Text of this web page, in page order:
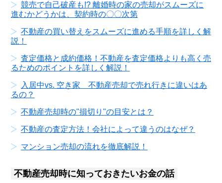
競売で自己破産も!? 離婚時の家の売却がスムーズに
進むかどうかは、契約時の〇〇次第
不動産の買い替えをスムーズに進める手順を詳しく解
説！
査定価格と成約価格！不動産を査定価格よりも高く売
るためのポイントを詳しく解説！
入居中vs. 空き家 不動産売却で売れ行きに違いはあ
るの？
不動産売却時の"損切り"の目安とは？
不動産の査定方法！会社によって違うのはなぜ？
マンション売却の流れを徹底解説！
不動産売却時に知っておきたいお金の話